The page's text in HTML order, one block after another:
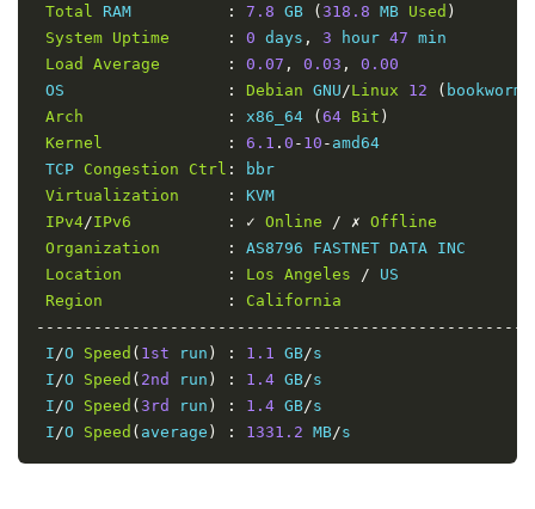
Total
RAM : 7.8 GB ( 318.8 MB Used )
System Uptime : 0 days , 3 hour 47 min
Load
Average : 0.07 , 0.03 ,
0.00
OS
: Debian GNU /Linux 12 ( bookworm
Arch
: x86_64 ( 64 Bit )
Kernel
: 6.1 . 0 - 10 - amd64
TCP Congestion Ctrl :
bbr
Virtualization
:
KVM
IPv4/IPv6 : ✓ Online / ✗ Offline
Organization
:
AS8796 FASTNET DATA INC
Location
: Los Angeles / US
Region
:
California
I /O Speed ( 1st run ) : 1.1 GB/s
I /O Speed ( 2nd run ) : 1.4 GB/s
I /O Speed ( 3rd run ) : 1.4 GB/s
I /O Speed ( average ) : 1331.2 MB/s